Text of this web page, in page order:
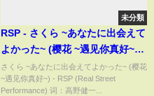
未分類
RSP - さくら ~あなたに出会えて
よかった~ (樱花 ~遇见你真好~)
『樱花樱花想见你』【動態歌
詞】【高音質】
さくら ~あなたに出会えてよかった~ (樱花
~遇见你真好~) - RSP (Real Street
Performance) 词：高野健一...